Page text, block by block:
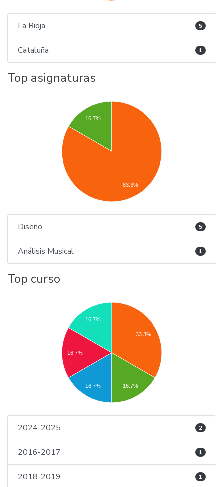
La Rioja 5
Cataluña 1
Top asignaturas
16.7%
83.3%
Diseño 5
Análisis Musical 1
Top curso
33.3%
16.7%
16.7%
16.7% 16.7%
2024-2025 2
2016-2017 1
2018-2019 1